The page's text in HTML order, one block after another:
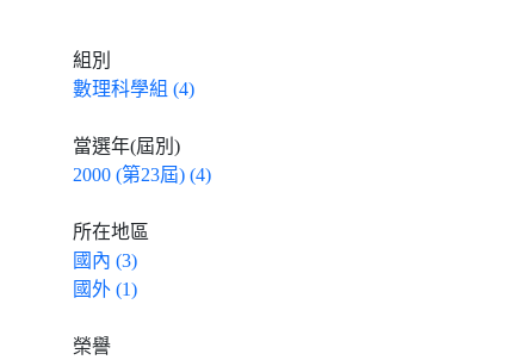
組別
數理科學組 (4)
當選年(屆別)
2000 (第23屆) (4)
所在地區
國內 (3)
國外 (1)
榮譽